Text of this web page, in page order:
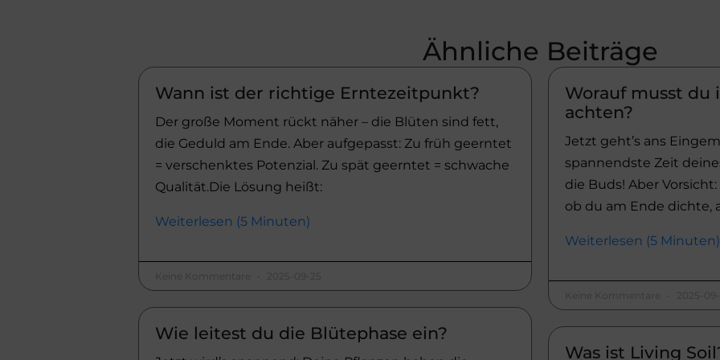
Ähnliche Beiträge
Wann ist der richtige Erntezeitpunkt?
Der große Moment rückt näher – die Blüten sind fett,
die Geduld am Ende. Aber aufgepasst: Zu früh geerntet
= verschenktes Potenzial. Zu spät geerntet = schwache
Qualität.Die Lösung heißt:
Weiterlesen (5 Minuten)
Keine Kommentare 2025-09-25
Worauf musst du
achten?
Jetzt geht’s ans
spannendste Zeit
die Buds! Aber
ob du am Ende dichte,
Weiterlesen (5 Minuten)
Keine Kommentare 2025-
Wie leitest du die Blütephase ein?
Was ist Living